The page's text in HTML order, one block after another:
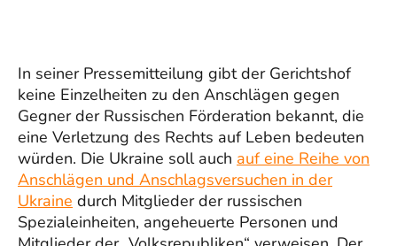
In seiner Pressemitteilung gibt der Gerichtshof
keine Einzelheiten zu den Anschlägen gegen
Gegner der Russischen Förderation bekannt, die
eine Verletzung des Rechts auf Leben bedeuten
würden. Die Ukraine soll auch auf eine Reihe von
Anschlägen und Anschlagsversuchen in der
Ukraine durch Mitglieder der russischen
Spezialeinheiten, angeheuerte Personen und